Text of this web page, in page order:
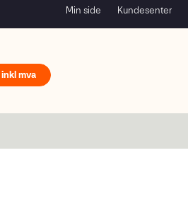
Min side Kundesenter